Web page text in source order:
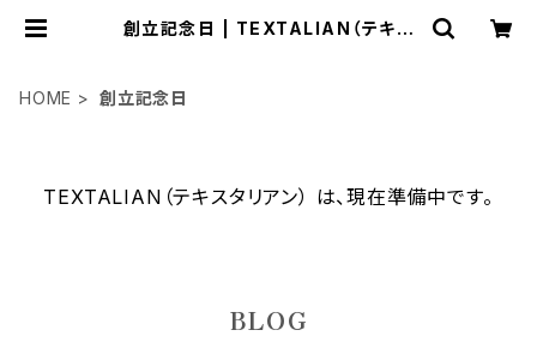
創立記念日 | TEXTALIAN（テキス
HOME 創立記念日
TEXTALIAN（テキスタリアン） は、現在準備中です。
BLOG